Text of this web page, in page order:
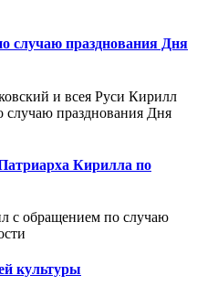
случаю празднования Дня
и всея Руси Кирилл
празднования Дня
Кирилла по
с обращением по случаю
культуры